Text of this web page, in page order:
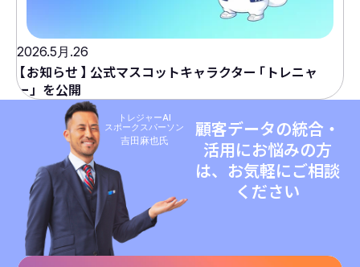
2026.5月.26
【お知らせ 】 公式マスコットキャラクター 「 トレニャ
ー」を公開
トレジャーAI
スポークスパーソン
吉田麻也氏
顧客データの統合・
活用にお悩みの方
は、お気軽にご相談
ください